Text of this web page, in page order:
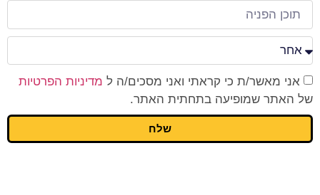
אני מאשר/ת כי קראתי ואני מסכים/ה ל מדיניות הפרטיות
של האתר שמופיעה בתחתית האתר.
שלח